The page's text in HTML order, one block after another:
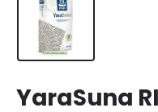
YaraSuna